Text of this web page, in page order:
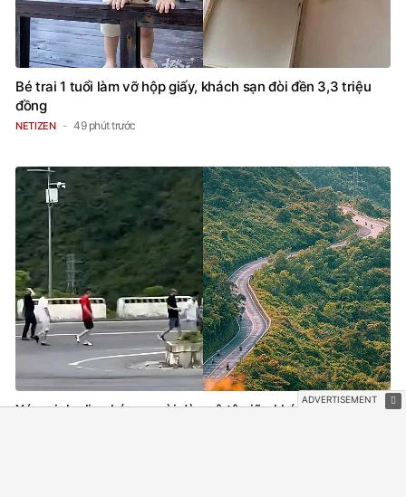
Bé trai 1 tuổi làm vỡ hộp giấy, khách sạn đòi đền 3,3 triệu
đồng
NETIZEN 49 phút trước
Xác minh clip nhóm người dừng ô tô giữa khúc cua ở đèo